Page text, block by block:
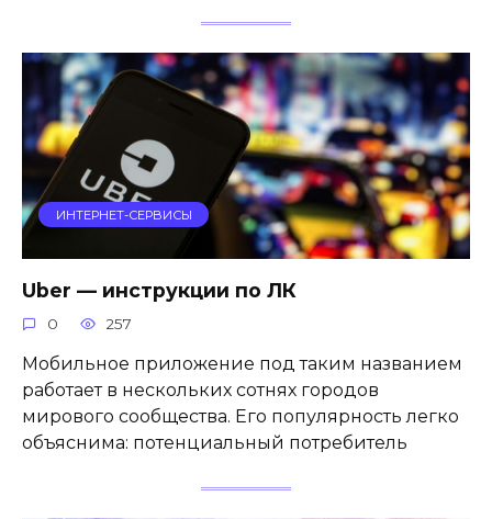
ИНТЕРНЕТ-СЕРВИСЫ
Uber — инструкции по ЛК
0 257
Мобильное приложение под таким названием
работает в нескольких сотнях городов
мирового сообщества. Его популярность легко
объяснима: потенциальный потребитель